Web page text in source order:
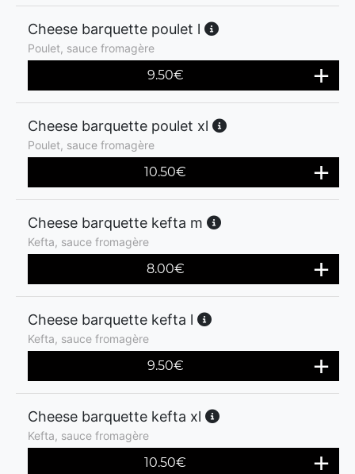
Cheese barquette poulet l
Poulet, sauce fromagère
9.50€
Cheese barquette poulet xl
Poulet, sauce fromagère
10.50€
Cheese barquette kefta m
Kefta, sauce fromagère
8.00€
Cheese barquette kefta l
Kefta, sauce fromagère
9.50€
Cheese barquette kefta xl
Kefta, sauce fromagère
10.50€